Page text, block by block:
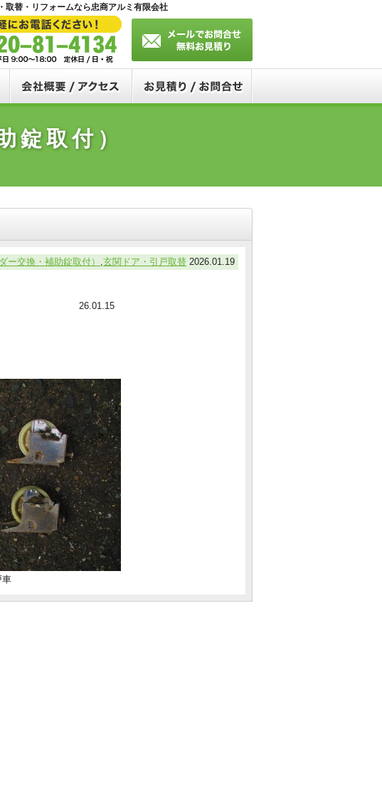
替・リフォームなら忠商アルミ有限会社
錠取付）
ー交換・補助錠取付） ,玄関ドア・引戸取替 2026.01.19
26.01.15
車